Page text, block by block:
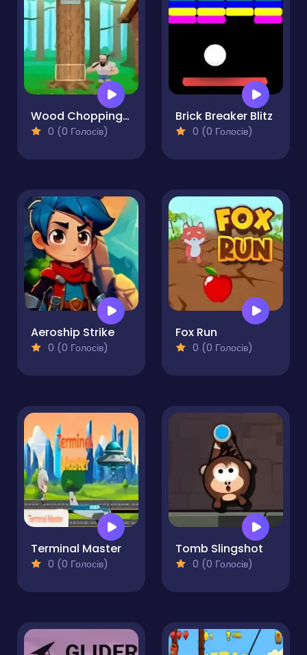
Wood Chopping Game
0 (0 Голосів)
Brick Breaker Blitz
0 (0 Голосів)
Aeroship Strike
0 (0 Голосів)
Fox Run
0 (0 Голосів)
Terminal Master
0 (0 Голосів)
Tomb Slingshot
0 (0 Голосів)